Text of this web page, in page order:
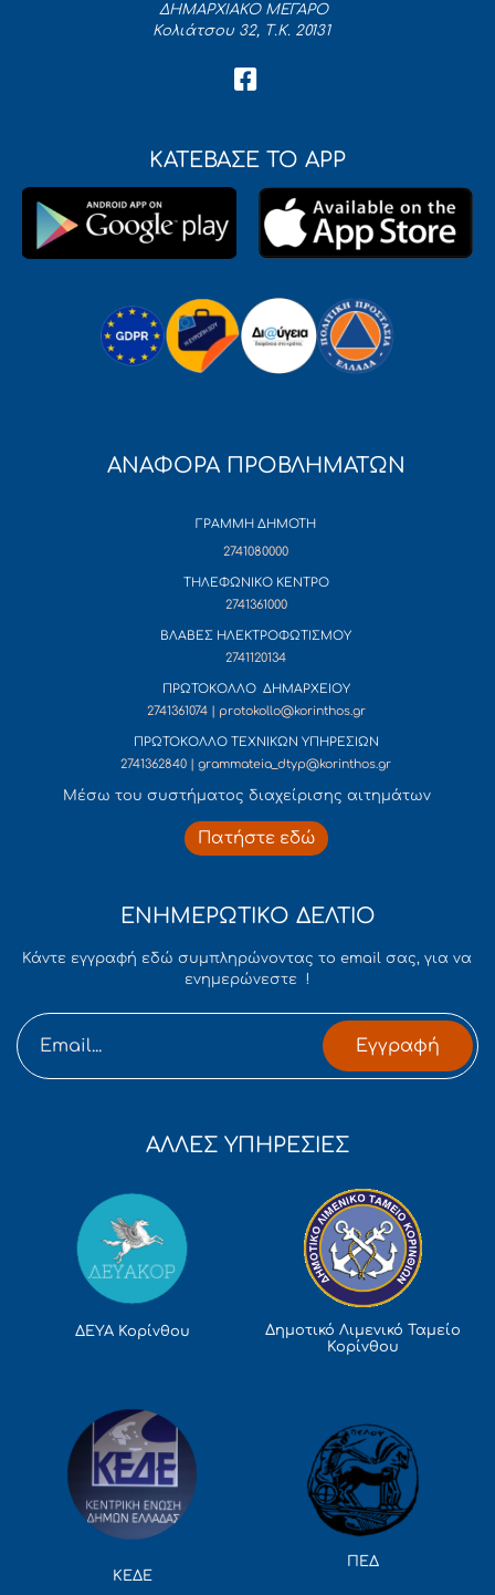
ΔΗΜΑΡΧΙΑΚΟ ΜΕΓΑΡΟ
Κολιάτσου 32, Τ.Κ. 20131
ΚΑΤΕΒΑΣΕ ΤΟ APP
ΑΝΑΦΟΡΑ ΠΡΟΒΛΗΜΑΤΩΝ
ΓΡΑΜΜΗ ΔΗΜΟΤΗ
2741080000
ΤΗΛΕΦΩΝΙΚΟ ΚΕΝΤΡΟ
2741361000
ΒΛΑΒΕΣ ΗΛΕΚΤΡΟΦΩΤΙΣΜΟΥ
2741120134
ΠΡΩΤΟΚΟΛΛΟ ΔΗΜΑΡΧΕΙΟΥ
2741361074 | protokollo@korinthos.gr
ΠΡΩΤΟΚΟΛΛΟ ΤΕΧΝΙΚΩΝ ΥΠΗΡΕΣΙΩΝ
2741362840 | grammateia_dtyp@korinthos.gr
Mέσω του συστήματος διαχείρισης αιτημάτων
Πατήστε εδώ
ΕΝΗΜΕΡΩΤΙΚΟ ΔΕΛΤΙΟ
Κάντε εγγραφή εδώ συμπληρώνοντας το email σας, για να
ενημερώνεστε !
Εγγραφή
ΑΛΛΕΣ ΥΠΗΡΕΣΙΕΣ
ΔΕΥΑ Κορίνθου
Δημοτικό Λιμενικό Ταμείο
Κορίνθου
ΚΕΔΕ
ΠΕΔ